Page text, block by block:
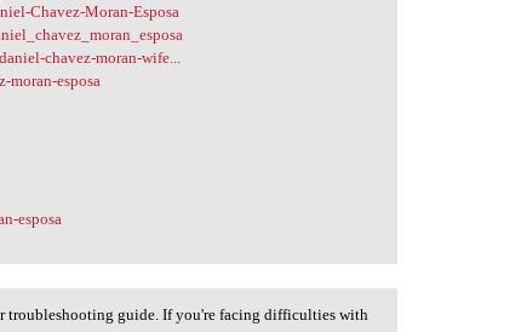
Chavez-Moran-Esposa
chavez-moran-wife...
moran-esposa
esposa
troubleshooting guide. If you're facing difficulties with